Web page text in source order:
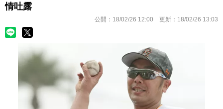
情吐露
公開： 18/02/26 12:00 更新： 18/02/26 13:03